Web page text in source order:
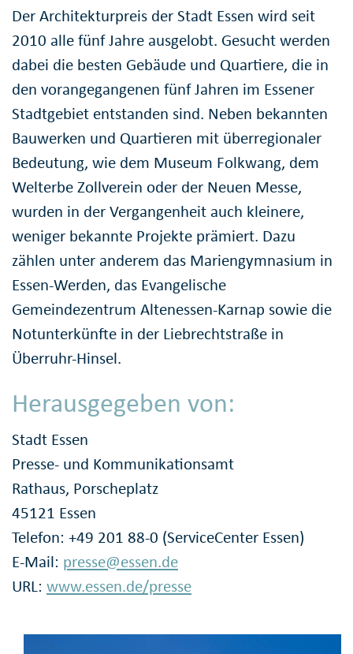
Der Architekturpreis der Stadt Essen wird seit
2010 alle fünf Jahre ausgelobt. Gesucht werden
dabei die besten Gebäude und Quartiere, die in
den vorangegangenen fünf Jahren im Essener
Stadtgebiet entstanden sind. Neben bekannten
Bauwerken und Quartieren mit überregionaler
Bedeutung, wie dem Museum Folkwang, dem
Welterbe Zollverein oder der Neuen Messe,
wurden in der Vergangenheit auch kleinere,
weniger bekannte Projekte prämiert. Dazu
zählen unter anderem das Mariengymnasium in
Essen-Werden, das Evangelische
Gemeindezentrum Altenessen-Karnap sowie die
Notunterkünfte in der Liebrechtstraße in
Überruhr-Hinsel.
Herausgegeben von:
Stadt Essen
Presse- und Kommunikationsamt
Rathaus, Porscheplatz
45121 Essen
Telefon: +49 201 88-0 (ServiceCenter Essen)
E-Mail: presse@essen.de
URL: www.essen.de/presse